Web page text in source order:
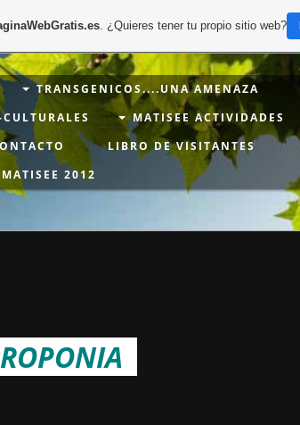
TRANSGENICOS....UNA AMENAZA
MATISEE ACTIVIDADES
LIBRO DE VISITANTES
2012
. ¿Quieres tener tu propio sitio web?